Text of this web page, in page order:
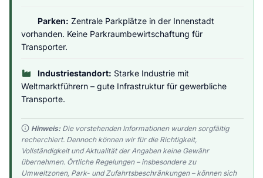
Parken: Zentrale Parkplätze in der Innenstadt
vorhanden. Keine Parkraumbewirtschaftung für
Transporter.
Industriestandort: Starke Industrie mit
Weltmarktführern – gute Infrastruktur für gewerbliche
Transporte.
Hinweis:Die vorstehenden Informationen wurden sorgfältig
recherchiert. Dennoch können wir für die Richtigkeit,
Vollständigkeit und Aktualität der Angaben keine Gewähr
übernehmen. Örtliche Regelungen – insbesondere zu
Umweltzonen, Park- und Zufahrtsbeschränkungen – können sich